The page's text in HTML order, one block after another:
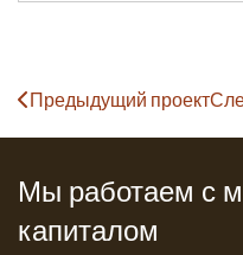
Предыдущий проект
Мы работаем с
капиталом